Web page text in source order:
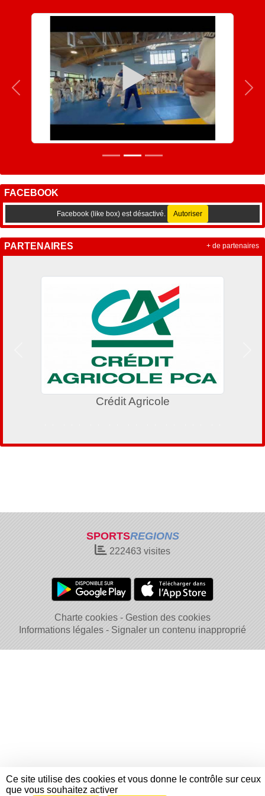
Précedent
FACEBOOK
Facebook (like box) est désactivé. Autoriser
PARTENAIRES
Crédit Agricole
+ de partenaires
SPORTSREGIONS
222463 visites
Charte cookies
Gestion des cookies
Informations légales
Signaler un contenu inapproprié
Ce site utilise des cookies et vous donne le contrôle sur ceux
que vous souhaitez activer